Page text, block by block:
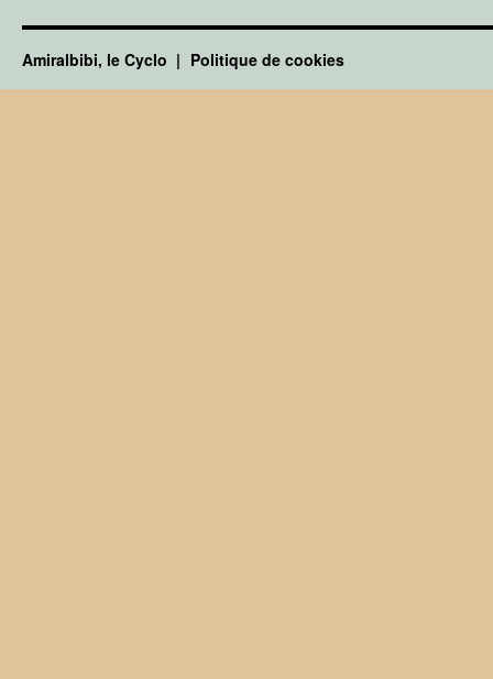
Amiralbibi, le Cyclo Politique de cookies